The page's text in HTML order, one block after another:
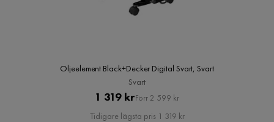
Oljeelement Black+Decker Digital Svart, Svart
Svart
Pris
1 319 krOriginal
Pris
Förr 2 599 kr
Tidigare lägsta pris 1 319 kr